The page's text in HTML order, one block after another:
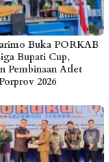
Buka PORKAB
Bupati Cup,
Pembinaan Atlet
2026